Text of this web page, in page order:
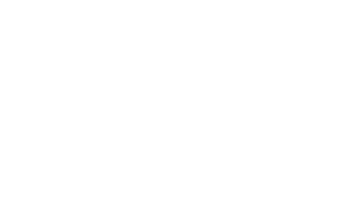
в один выход. Для большинства настроек живого